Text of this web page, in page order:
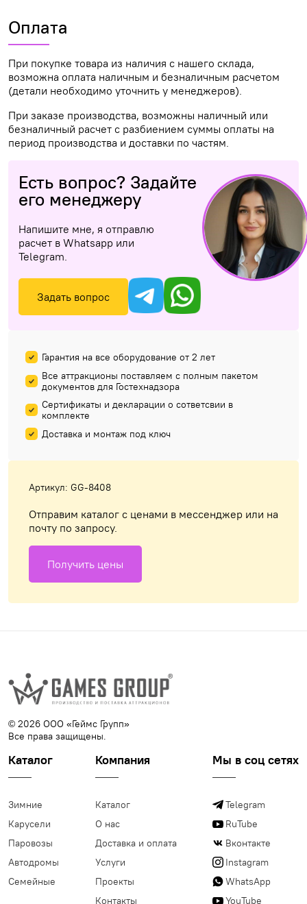
Оплата
При покупке товара из наличия с нашего склада,
возможна оплата наличным и безналичным расчетом
(детали необходимо уточнить у менеджеров).
При заказе производства, возможны наличный или
безналичный расчет с разбиением суммы оплаты на
период производства и доставки по частям.
Есть вопрос? Задайте
его менеджеру
Напишите мне, я отправлю
расчет в Whatsapp или
Telegram.
Задать вопрос
Гарантия на все оборудование от 2 лет
Все аттракционы поставляем с полным пакетом
документов для Гостехнадзора
Сертификаты и декларации о сответсвии в
комплекте
Доставка и монтаж под ключ
Артикул: GG-8408
Отправим каталог с ценами в мессенджер или на
почту по запросу.
Получить цены
© 2026 ООО «Геймс Групп»
Все права защищены.
Каталог
Зимние
Карусели
Паровозы
Автодромы
Семейные
Компания
Каталог
О нас
Доставка и оплата
Услуги
Проекты
Контакты
Мы в соц сетях
Telegram
RuTube
Вконтакте
Instagram
WhatsApp
YouTube